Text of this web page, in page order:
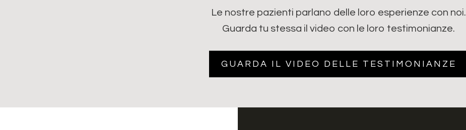
Le nostre pazienti parlano delle loro esperienze con noi.
Guarda tu stessa il video con le loro testimonianze.
GUARDA IL VIDEO DELLE TESTIMONIANZE